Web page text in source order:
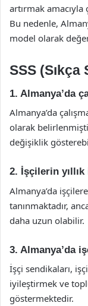
artırmak
Bu nedenle,
model olarak
SSS
1. Almanya’da
Almanya’da
olarak
değişiklik
2. İşçilerin yıllık
Almanya’da
tanınmaktadır,
daha uzun olabilir.
3. Almanya’da
İşçi sendikaları,
iyileştirmek ve
göstermektedir.